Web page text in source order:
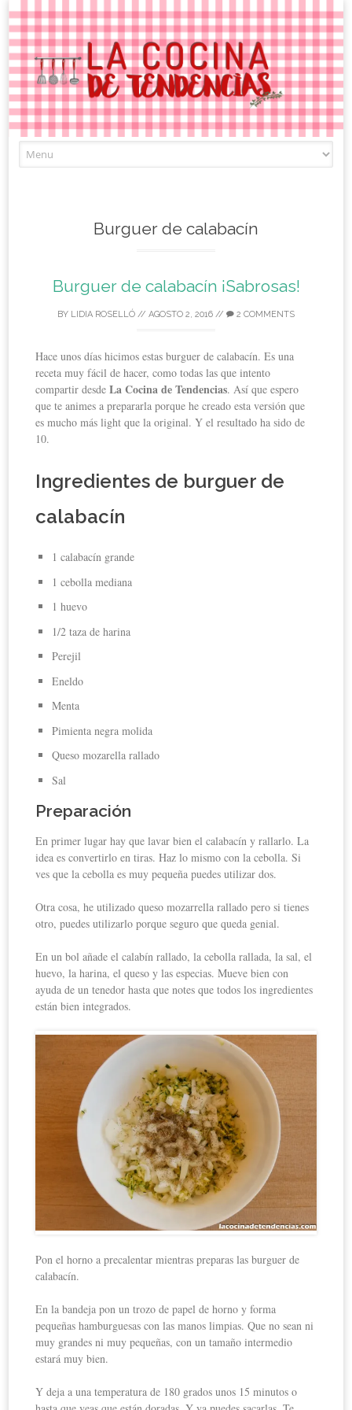
to
Burguer de calabacín
Burguer de calabacín ¡Sabrosas!
BY LIDIA ROSELLÓ // AGOSTO 2, 2016 // 2 COMMENTS
Hace unos días hicimos estas burguer de calabacín. Es una
receta muy fácil de hacer, como todas las que intento
compartir desdeLa Cocina de Tendencias. Así que espero
que te animes a prepararla porque he creado esta versión que
es mucho más light que la original. Y el resultado ha sido de
10.
Ingredientes de burguer de
calabacín
1 calabacín grande
1 cebolla mediana
1 huevo
1/2 taza de harina
Perejil
Eneldo
Menta
Pimienta negra molida
Queso mozarella rallado
Sal
Preparación
En primer lugar hay que lavar bien el calabacín y rallarlo. La
idea es convertirlo en tiras. Haz lo mismo con la cebolla. Si
ves que la cebolla es muy pequeña puedes utilizar dos.
Otra cosa, he utilizado queso mozarrella rallado pero si tienes
otro, puedes utilizarlo porque seguro que queda genial.
En un bol añade el calabín rallado, la cebolla rallada, la sal, el
huevo, la harina, el queso y las especias. Mueve bien con
ayuda de un tenedor hasta que notes que todos los ingredientes
están bien integrados.
Pon el horno a precalentar mientras preparas las burguer de
calabacín.
En la bandeja pon un trozo de papel de horno y forma
pequeñas hamburguesas con las manos limpias. Que no sean ni
muy grandes ni muy pequeñas, con un tamaño intermedio
estará muy bien.
Y deja a una temperatura de 180 grados unos 15 minutos o